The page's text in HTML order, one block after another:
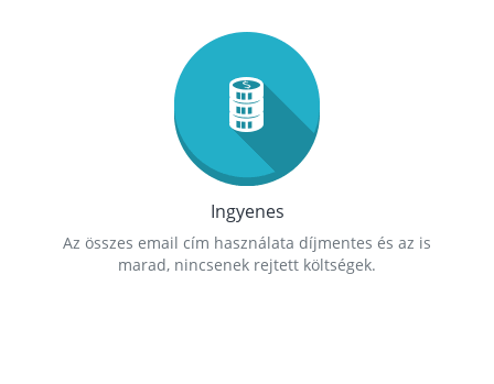
Ingyenes
Az összes email cím használata díjmentes és az is
marad, nincsenek rejtett költségek.